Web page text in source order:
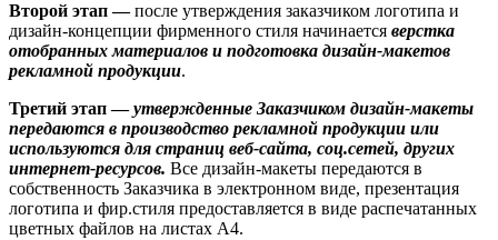
Второй этап —после утверждения заказчиком логотипа и
дизайн-концепции фирменного стиля начинается верстка
отобранных материалов и подготовка дизайн-макетов
рекламной продукции.
Третий этап —утвержденные Заказчиком дизайн-макеты
передаются в производство рекламной продукции или
используются для страниц веб-сайта, соц.сетей, других
интернет-ресурсов. Все дизайн-макеты передаются в
собственность Заказчика в электронном виде, презентация
логотипа и фир.стиля предоставляется в виде распечатанных
цветных файлов на листах А4.